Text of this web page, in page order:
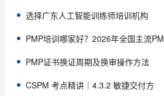
选择广东人工智能训练师培训机构
PMP培训哪家好？2026年全国主流PM
PMP证书换证周期及换审操作方法
CSPM 考点精讲｜4.3.2 敏捷交付方